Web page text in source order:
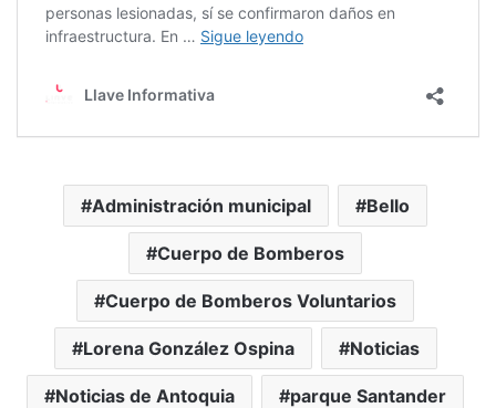
Administración municipal Bello
Cuerpo de Bomberos
Cuerpo de Bomberos Voluntarios
Lorena González Ospina Noticias
Noticias de Antoquia parque Santander